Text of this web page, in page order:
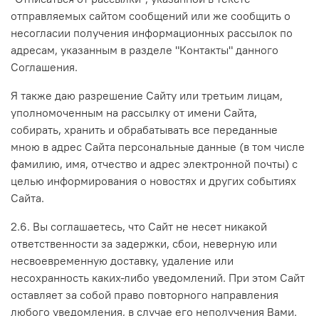
отправляемых сайтом сообщений или же сообщить о
несогласии получения информационных рассылок по
адресам, указанным в разделе "Контакты" данного
Соглашения.
Я также даю разрешение Сайту или третьим лицам,
уполномоченным на рассылку от имени Сайта,
собирать, хранить и обрабатывать все переданные
мною в адрес Сайта персональные данные (в том числе
фамилию, имя, отчество и адрес электронной почты) с
целью информирования о новостях и других событиях
Сайта.
2.6. Вы соглашаетесь, что Сайт не несет никакой
ответственности за задержки, сбои, неверную или
несвоевременную доставку, удаление или
несохранность каких-либо уведомлений. При этом Сайт
оставляет за собой право повторного направления
любого уведомления, в случае его неполучения Вами.